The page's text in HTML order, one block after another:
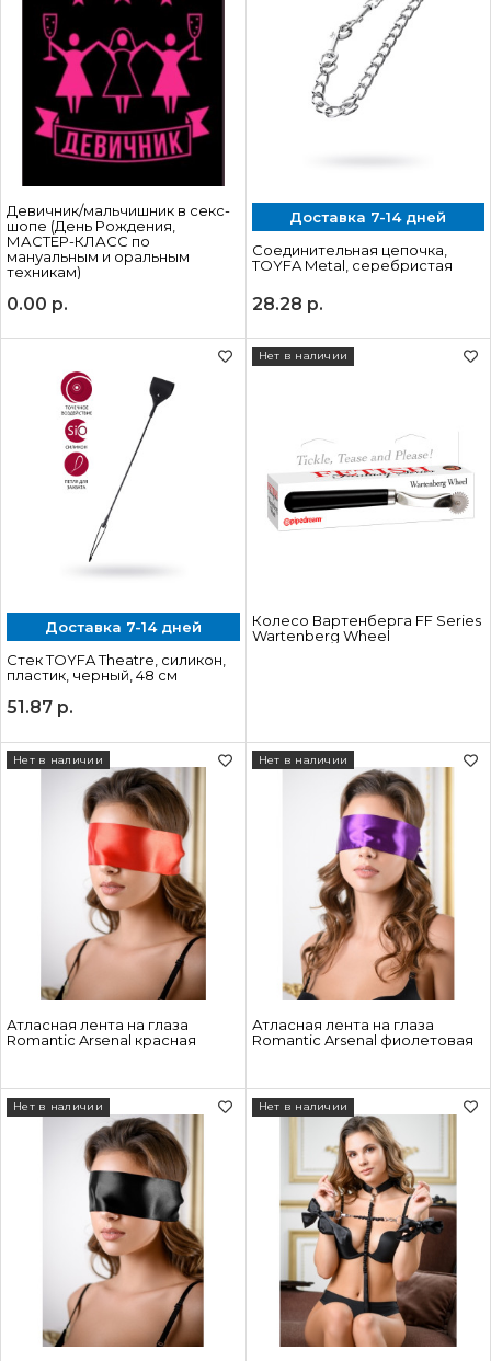
Девичник/мальчишник в секс-
шопе (День Рождения,
МАСТЕР-КЛАСС по
мануальным и оральным
техникам)
0.00 р.
Доставка 7-14 дней
Соединительная цепочка,
TOYFA Metal, серебристая
28.28 р.
Доставка 7-14 дней
Стек TOYFA Theatre, силикон,
пластик, черный, 48 см
51.87 р.
Колесо Вартенберга FF Series
Wartenberg Wheel
Нет в наличии
Атласная лента на глаза
Romantic Arsenal красная
Нет в наличии
Атласная лента на глаза
Romantic Arsenal фиолетовая
Нет в наличии
Нет в наличии Нет в наличии